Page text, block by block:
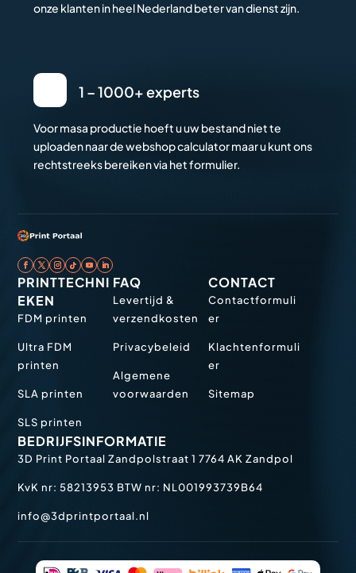
onze klanten in heel Nederland beter van dienst zijn.
1 – 1000+ experts
Voor masa productie hoeft u uw bestand niet te
uploaden naar de webshop calculator maar u kunt ons
rechtstreeks bereiken via het formulier.
PRINTTECHNI
EKEN
FDM printen
Ultra FDM
printen
SLA printen
SLS printen
FAQ
Levertijd &
verzendkosten
Privacybeleid
Algemene
voorwaarden
CONTACT
Contactformuli
er
Klachtenformuli
er
Sitemap
BEDRIJFSINFORMATIE
3D Print Portaal Zandpolstraat 1 7764 AK Zandpol
KvK nr: 58213953 BTW nr: NL001993739B64
info@3dprintportaal.nl